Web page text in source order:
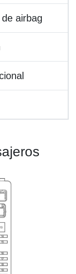
airbag